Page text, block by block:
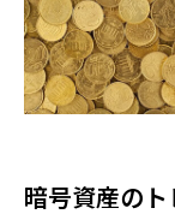
暗号資産の